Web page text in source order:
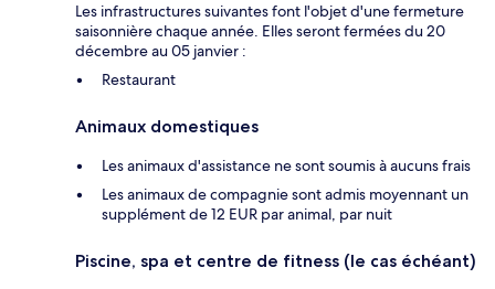
Les infrastructures suivantes font l'objet d'une fermeture
saisonnière chaque année. Elles seront fermées du 20
décembre au 05 janvier :
Restaurant
Animaux domestiques
Les animaux d'assistance ne sont soumis à aucuns frais
Les animaux de compagnie sont admis moyennant un
supplément de 12 EUR par animal, par nuit
Piscine, spa et centre de fitness (le cas échéant)